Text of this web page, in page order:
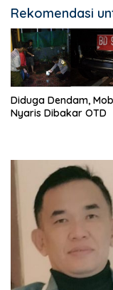
Rekomendasi
Diduga Dendam,
Nyaris Dibakar OTD